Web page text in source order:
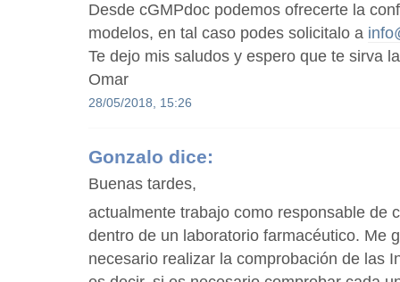
Desde cGMPdoc podemos ofrecerte la
modelos, en tal caso podes solicitalo a
Te dejo mis saludos y espero que te sirva
Omar
28/05/2018, 15:26
Gonzalo dice:
Buenas tardes,
actualmente trabajo como responsable de
dentro de un laboratorio farmacéutico. Me
necesario realizar la comprobación de las